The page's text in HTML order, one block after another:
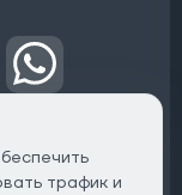
трафик и